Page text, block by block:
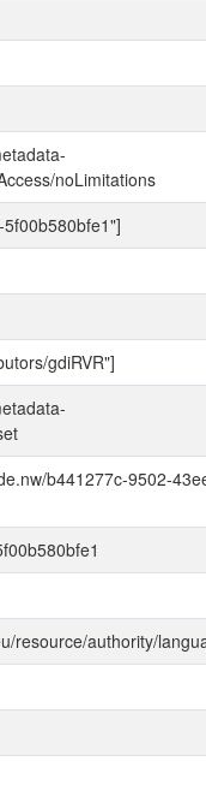
noLimitations
gdiRVR"]
b441277c-9502-
resource/authority/